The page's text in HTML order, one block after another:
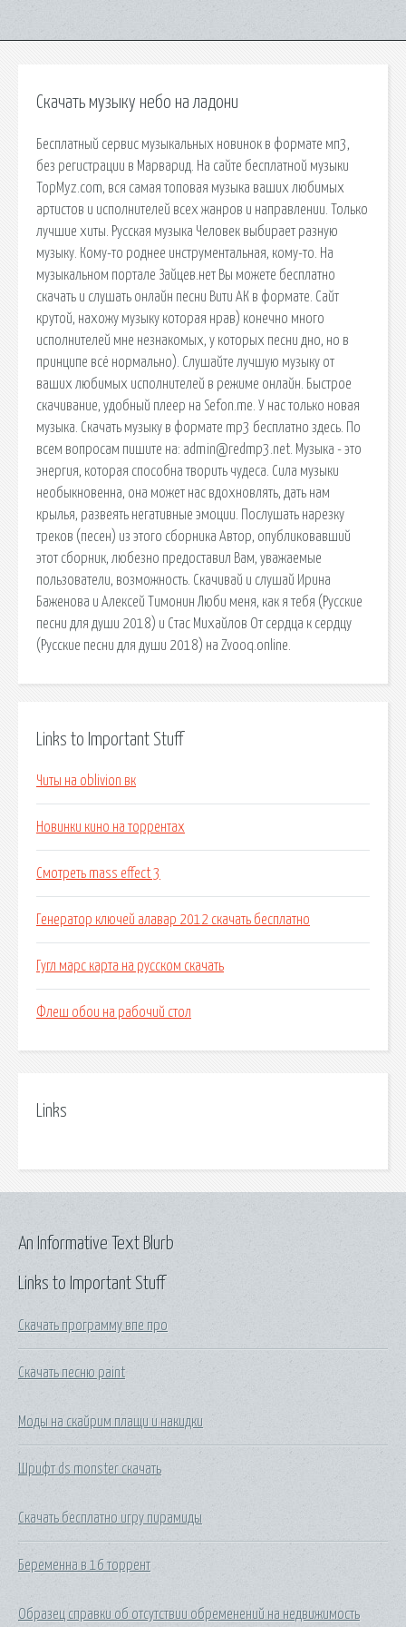
Скачать музыку небо на ладони
Бесплатный сервис музыкальных новинок в формате мп3,
без регистрации в Марварид. На сайте бесплатной музыки
TopMyz.com, вся самая топовая музыка ваших любимых
артистов и исполнителей всех жанров и направлении. Только
лучшие хиты. Русская музыка Человек выбирает разную
музыку. Кому-то роднее инструментальная, кому-то. На
музыкальном портале Зайцев.нет Вы можете бесплатно
скачать и слушать онлайн песни Вити АК в формате. Сайт
крутой, нахожу музыку которая нрав) конечно много
исполнителей мне незнакомых, у которых песни дно, но в
принципе всё нормально). Слушайте лучшую музыку от
ваших любимых исполнителей в режиме онлайн. Быстрое
скачивание, удобный плеер на Sefon.me. У нас только новая
музыка. Скачать музыку в формате mp3 бесплатно здесь. По
всем вопросам пишите на: admin@redmp3.net. Музыка - это
энергия, которая способна творить чудеса. Сила музыки
необыкновенна, она может нас вдохновлять, дать нам
крылья, развеять негaтивные эмоции. Послушать нарезку
треков (песен) из этого сборника Автор, опубликовавший
этот сборник, любезно предоставил Вам, уважаемые
пользователи, возможность. Скачивай и слушай Ирина
Баженова и Алексей Тимонин Люби меня, как я тебя (Русские
песни для души 2018) и Стас Михайлов От сердца к сердцу
(Русские песни для души 2018) на Zvooq.online.
Links to Important Stuff
Читы на oblivion вк
Новинки кино на торрентах
Смотреть mass effect 3
Генератор ключей алавар 2012 скачать бесплатно
Гугл марс карта на русском скачать
Флеш обои на рабочий стол
Links
Links to Important Stuff
Скачать программу впе про
Скачать песню paint
Моды на скайрим плащи и накидки
Шрифт ds monster скачать
Скачать бесплатно игру пирамиды
Беременна в 16 торрент
Образец справки об отсутствии обременений на недвижимость
An Informative Text Blurb